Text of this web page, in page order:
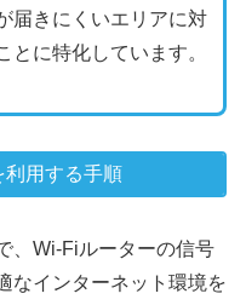
届きにくいエリアに対
とに特化しています。
利用する手順
、Wi-Fiルーターの信号
なインターネット環境を